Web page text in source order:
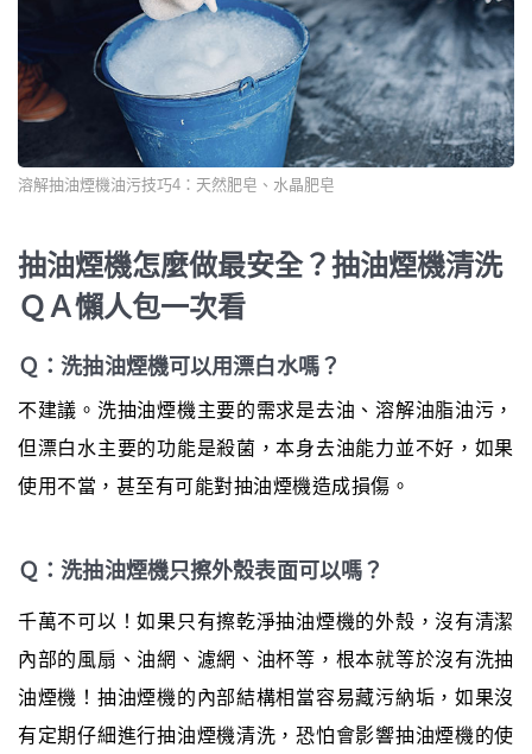
溶解抽油煙機油污技巧4：天然肥皂、水晶肥皂
抽油煙機怎麼做最安全？抽油煙機清洗
ＱＡ懶人包一次看
Ｑ：洗抽油煙機可以用漂白水嗎？
不建議。洗抽油煙機主要的需求是去油、溶解油脂油污，
但漂白水主要的功能是殺菌，本身去油能力並不好，如果
使用不當，甚至有可能對抽油煙機造成損傷。
Ｑ：洗抽油煙機只擦外殼表面可以嗎？
千萬不可以！如果只有擦乾淨抽油煙機的外殼，沒有清潔
內部的風扇、油網、濾網、油杯等，根本就等於沒有洗抽
油煙機！抽油煙機的內部結構相當容易藏污納垢，如果沒
有定期仔細進行抽油煙機清洗，恐怕會影響抽油煙機的使